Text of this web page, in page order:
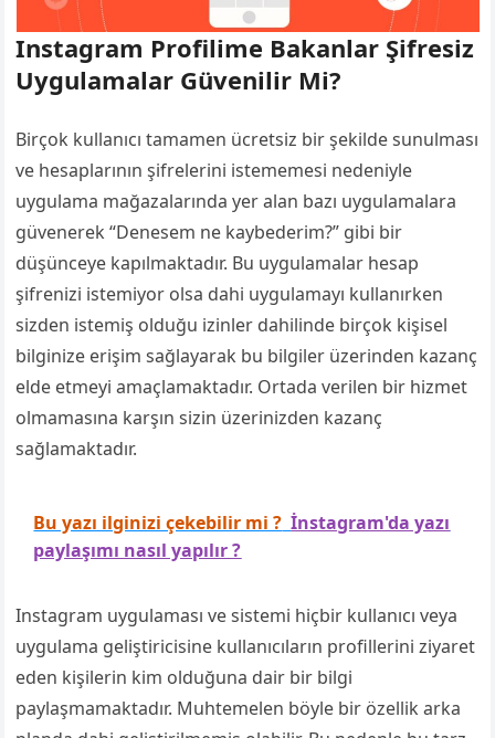
Instagram Profilime Bakanlar Şifresiz
Uygulamalar Güvenilir Mi?
Birçok kullanıcı tamamen ücretsiz bir şekilde sunulması
ve hesaplarının şifrelerini istememesi nedeniyle
uygulama mağazalarında yer alan bazı uygulamalara
güvenerek “Denesem ne kaybederim?” gibi bir
düşünceye kapılmaktadır. Bu uygulamalar hesap
şifrenizi istemiyor olsa dahi uygulamayı kullanırken
sizden istemiş olduğu izinler dahilinde birçok kişisel
bilginize erişim sağlayarak bu bilgiler üzerinden kazanç
elde etmeyi amaçlamaktadır. Ortada verilen bir hizmet
olmamasına karşın sizin üzerinizden kazanç
sağlamaktadır.
Bu yazı ilginizi çekebilir mi ? İnstagram'da yazı
paylaşımı nasıl yapılır ?
Instagram uygulaması ve sistemi hiçbir kullanıcı veya
uygulama geliştiricisine kullanıcıların profillerini ziyaret
eden kişilerin kim olduğuna dair bir bilgi
paylaşmamaktadır. Muhtemelen böyle bir özellik arka